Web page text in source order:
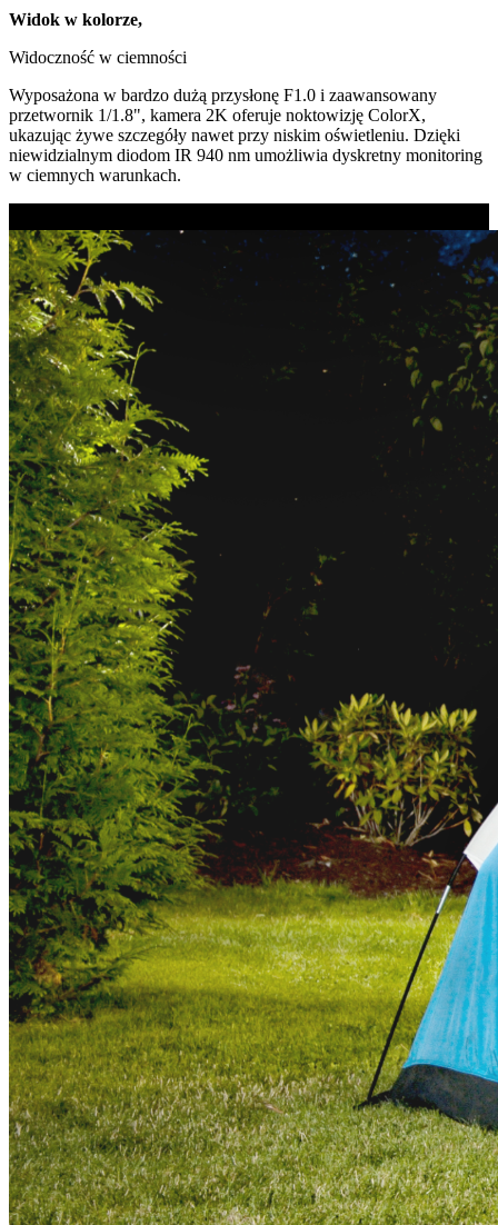
Widok w kolorze,
Widoczność w ciemności
Wyposażona w bardzo dużą przysłonę F1.0 i zaawansowany
przetwornik 1/1.8", kamera 2K oferuje noktowizję ColorX,
ukazując żywe szczegóły nawet przy niskim oświetleniu. Dzięki
niewidzialnym diodom IR 940 nm umożliwia dyskretny monitoring
w ciemnych warunkach.